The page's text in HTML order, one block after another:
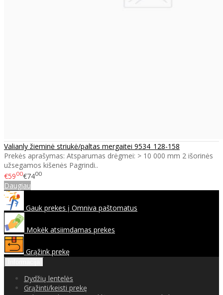
Valianly žieminė striukė/paltas mergaitei 9534_128-158
Prekės aprašymas: Atsparumas drėgmei: > 10 000 mm 2 išorinės
užsegamos kišenės Pagrindi..
€5900€7400
Daugiau
Gauk prekes į Omniva paštomatus
Mokėk atsiimdamas prekes
Grąžink prekę
Dydžių lentelės
Grąžinti/keisti prekę